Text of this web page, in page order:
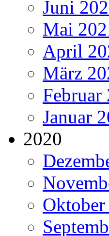
Juni
Mai
April
März
Januar
2020